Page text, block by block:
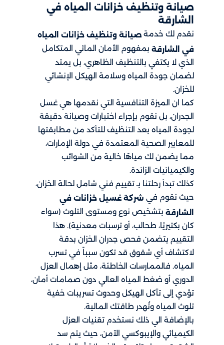
صيانة وتنظيف خزانات المياه في
الشارقة
نقدم لك خدمة صيانة وتنظيف خزانات المياه
في الشارقة بمفهوم الأمان المائي المتكامل
الذي لا يكتفي بالتنظيف الظاهري، بل يمتد
لضمان جودة المياه وسلامة الهيكل الإنشائي
للخزان.
كما ان الميزة التنافسية التي نقدمها هي غسل
الجدران، بل نقوم بإجراء اختبارات وصيانة دقيقة
لجودة المياه بعد التنظيف للتأكد من مطابقتها
للمعايير الصحية المعتمدة في دولة الإمارات،
مما يضمن لك مياهًا خالية من الشوائب
والكيميائيات الزائدة.
كذلك تبدأ رحلتنا بـ تقييم فني شامل لحالة الخزان،
حيث نقوم في شركة غسيل خزانات في
الشارقة بتشخيص نوع ومستوى التلوث (سواء
كان بكتيريًا، طحالب، أو ترسبات معدنية). هذا
التقييم يتضمن فحص جدران الخزان بدقة
لاكتشاف أي شقوق قد تكون سبباً في تسرب
المياه. فالممارسات الخاطئة، مثل إهمال العزل
الدوري أو ضغط المياه العالي دون صمامات أمان،
تؤدي إلى تآكل الهيكل وحدوث تسريبات خفية
تلوث المياه وتُهدر طاقتك المالية.
بالإضافة الي ذلك نستخدم تقنيات العزل
الكيميائي والإيبوكسي الآمن، حيث يتم سد